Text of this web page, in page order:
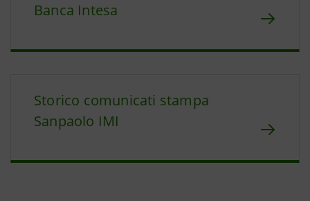
Banca Intesa
Storico comunicati stampa
Sanpaolo IMI